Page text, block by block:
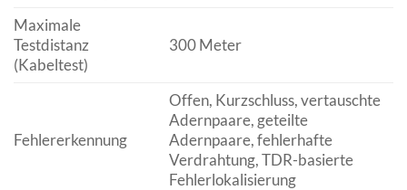
Maximale
Testdistanz
(Kabeltest)
300 Meter
Fehlererkennung
Offen, Kurzschluss, vertauschte
Adernpaare, geteilte
Adernpaare, fehlerhafte
Verdrahtung, TDR-basierte
Fehlerlokalisierung